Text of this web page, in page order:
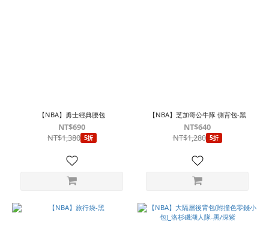
【NBA】勇士經典腰包
NT$690
NT$1,380 5折
【NBA】芝加哥公牛隊 側背包-黑
NT$640
NT$1,280 5折